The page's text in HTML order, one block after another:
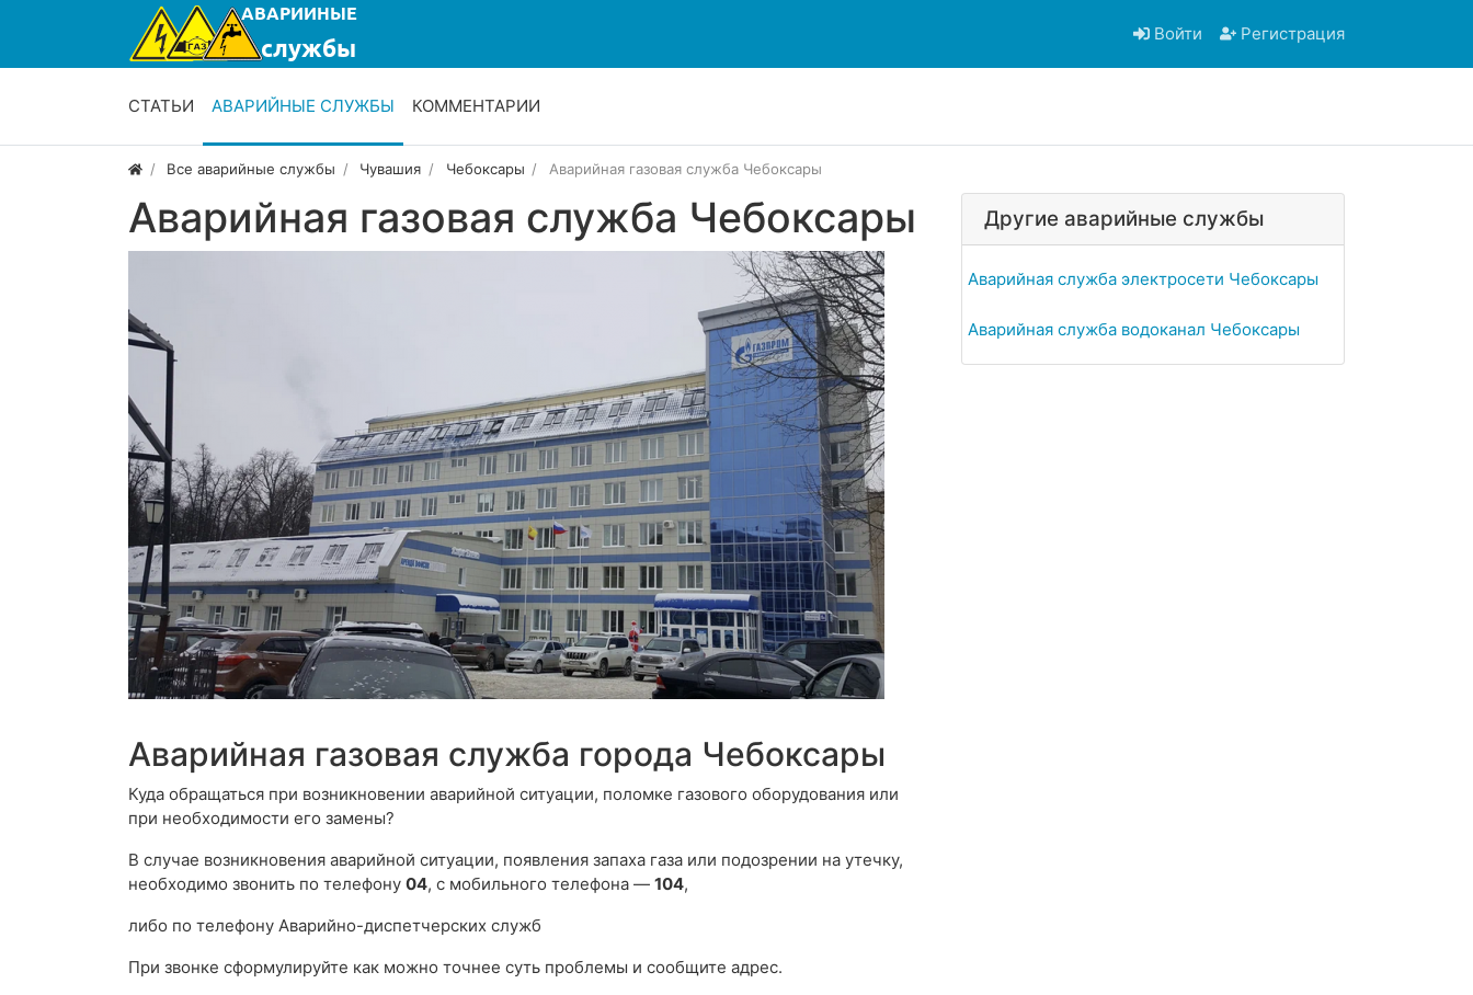
Войти Регистрация
СТАТЬИ АВАРИЙНЫЕ СЛУЖБЫ КОММЕНТАРИИ
Все аварийные службы Чувашия Чебоксары Аварийная газовая служба Чебоксары
Аварийная газовая служба Чебоксары
Аварийная газовая служба города Чебоксары
Куда обращаться при возникновении аварийной ситуации, поломке газового оборудования или
при необходимости его замены?
В случае возникновения аварийной ситуации, появления запаха газа или подозрении на утечку,
необходимо звонить по телефону 04, с мобильного телефона — 104,
либо по телефону Аварийно-диспетчерских служб
При звонке сформулируйте как можно точнее суть проблемы и сообщите адрес.
Другие аварийные службы
Аварийная служба электросети Чебоксары
Аварийная служба водоканал Чебоксары